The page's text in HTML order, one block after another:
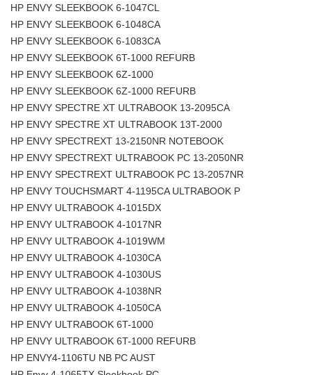
HP ENVY SLEEKBOOK 6-1047CL
HP ENVY SLEEKBOOK 6-1048CA
HP ENVY SLEEKBOOK 6-1083CA
HP ENVY SLEEKBOOK 6T-1000 REFURB
HP ENVY SLEEKBOOK 6Z-1000
HP ENVY SLEEKBOOK 6Z-1000 REFURB
HP ENVY SPECTRE XT ULTRABOOK 13-2095CA
HP ENVY SPECTRE XT ULTRABOOK 13T-2000
HP ENVY SPECTREXT 13-2150NR NOTEBOOK
HP ENVY SPECTREXT ULTRABOOK PC 13-2050NR
HP ENVY SPECTREXT ULTRABOOK PC 13-2057NR
HP ENVY TOUCHSMART 4-1195CA ULTRABOOK P
HP ENVY ULTRABOOK 4-1015DX
HP ENVY ULTRABOOK 4-1017NR
HP ENVY ULTRABOOK 4-1019WM
HP ENVY ULTRABOOK 4-1030CA
HP ENVY ULTRABOOK 4-1030US
HP ENVY ULTRABOOK 4-1038NR
HP ENVY ULTRABOOK 4-1050CA
HP ENVY ULTRABOOK 6T-1000
HP ENVY ULTRABOOK 6T-1000 REFURB
HP ENVY4-1106TU NB PC AUST